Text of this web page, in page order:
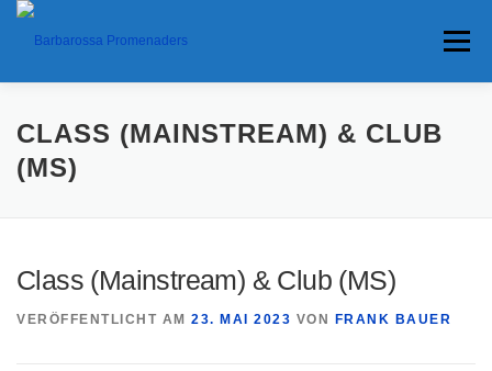
Zum
Menü
HOME TERMINE ANFAHRT
INTERESSANTES
CLASS (MAINSTREAM) & CLUB
(MS)
Class (Mainstream) & Club (MS)
VERÖFFENTLICHT AM 23. MAI 2023 VON FRANK BAUER